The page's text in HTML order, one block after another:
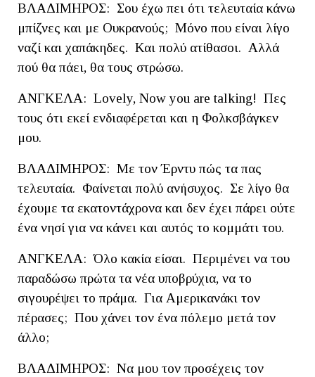
ΒΛΑΔΙΜΗΡΟΣ: Σου έχω πει ότι τελευταία κάνω
μπίζνες και με Ουκρανούς; Μόνο που είναι λίγο
ναζί και χαπάκηδες. Και πολύ ατίθασοι. Αλλά
πού θα πάει, θα τους στρώσω.
ΑΝΓΚΕΛΑ: Lovely, Now you are talking! Πες
τους ότι εκεί ενδιαφέρεται και η Φολκσβάγκεν
μου.
ΒΛΑΔΙΜΗΡΟΣ: Με τον Έρντυ πώς τα πας
τελευταία. Φαίνεται πολύ ανήσυχος. Σε λίγο θα
έχουμε τα εκατοντάχρονα και δεν έχει πάρει ούτε
ένα νησί για να κάνει και αυτός το κομμάτι του.
ΑΝΓΚΕΛΑ: Όλο κακία είσαι. Περιμένει να του
παραδώσω πρώτα τα νέα υποβρύχια, να το
σιγουρέψει το πράμα. Για Αμερικανάκι τον
πέρασες; Που χάνει τον ένα πόλεμο μετά τον
άλλο;
ΒΛΑΔΙΜΗΡΟΣ: Να μου τον προσέχεις τον